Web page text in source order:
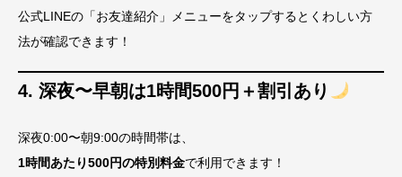
公式LINEの「お友達紹介」メニューをタップするとくわしい方
法が確認できます！
4. 深夜〜早朝は1時間500円＋割引あり
深夜0:00〜朝9:00の時間帯は、
1時間あたり500円の特別料金で利用できます！